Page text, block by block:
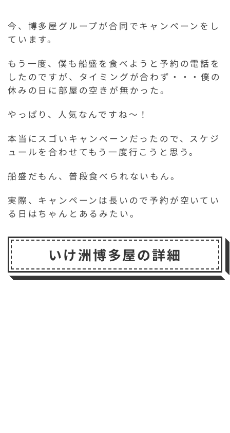
今、博多屋グループが合同でキャンペーンをし
ています。
もう一度、僕も船盛を食べようと予約の電話を
したのですが、タイミングが合わず・・・僕の
休みの日に部屋の空きが無かった。
やっぱり、人気なんですね～！
本当にスゴいキャンペーンだったので、スケジ
ュールを合わせてもう一度行こうと思う。
船盛だもん、普段食べられないもん。
実際、キャンペーンは長いので予約が空いてい
る日はちゃんとあるみたい。
いけ洲博多屋の詳細